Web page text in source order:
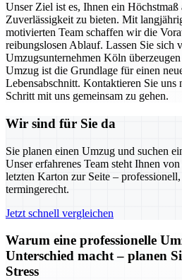
Unser Ziel ist es, Ihnen ein Höchstmaß
Zuverlässigkeit zu bieten. Mit
motivierten Team schaffen wir die
reibungslosen Ablauf. Lassen Sie sich
Umzugsunternehmen Köln
Umzug ist die Grundlage für einen
Lebensabschnitt. Kontaktieren Sie uns
Schritt mit uns gemeinsam zu gehen.
Wir sind für Sie da
Sie planen einen Umzug und suchen
Unser erfahrenes Team steht Ihnen
letzten Karton zur Seite –
termingerecht.
Jetzt schnell vergleichen
Warum eine professionelle
Unterschied macht – planen
Stress